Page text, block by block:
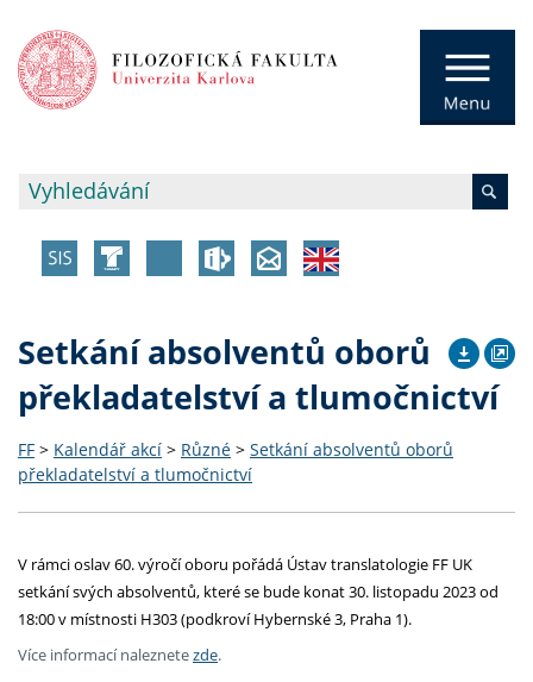
Setkání absolventů oborů
překladatelství a tlumočnictví
FF > Kalendář akcí > Různé > Setkání absolventů oborů
překladatelství a tlumočnictví
V rámci oslav 60. výročí oboru pořádá Ústav translatologie FF UK
setkání svých absolventů, které se bude konat 30. listopadu 2023 od
18:00 v místnosti H303 (podkroví Hybernské 3, Praha 1).
Více informací naleznetezde.